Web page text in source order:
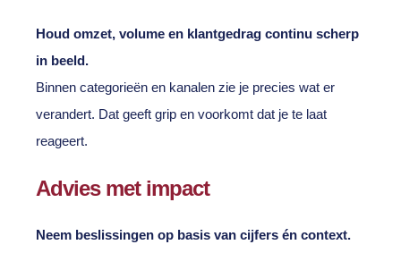
Houd omzet, volume en klantgedrag continu scherp
in beeld.
Binnen categorieën en kanalen zie je precies wat er
verandert. Dat geeft grip en voorkomt dat je te laat
reageert.
Advies met impact
Neem beslissingen op basis van cijfers én context.